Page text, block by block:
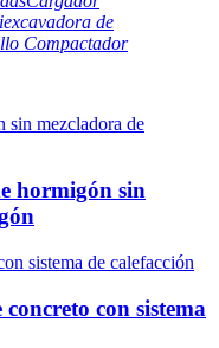
de
Compactador
hormigón sin
con sistema